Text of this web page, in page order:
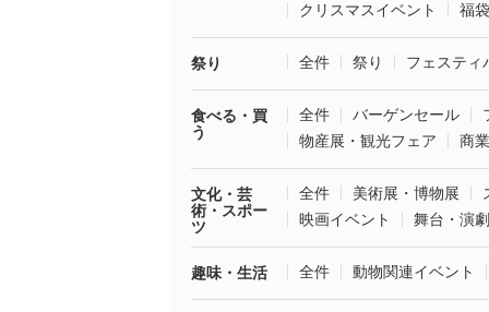
クリスマスイベント
福
祭り 全件 祭り フェスティ
食べる・買
う
全件 バーゲンセール
物産展・観光フェア
商
文化・芸
術・スポー
ツ
全件 美術展・博物展
映画イベント
舞台・演劇
趣味・生活 全件 動物関連イベント